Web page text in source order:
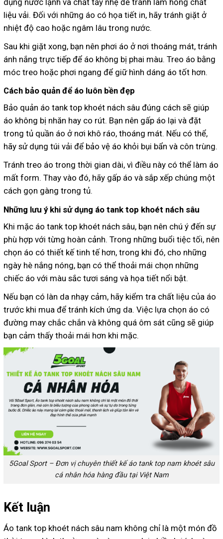
liệu vải. Đối với những áo có họa tiết in, hãy tránh giặt ở
nhiệt độ cao hoặc ngâm lâu trong nước.
Sau khi giặt xong, bạn nên phơi áo ở nơi thoáng mát, tránh
ánh nắng trực tiếp để áo không bị phai màu. Treo áo bằng
móc treo hoặc phơi ngang để giữ hình dáng áo tốt hơn.
Cách bảo quản để áo luôn bền đẹp
Bảo quản áo tank top khoét nách sâu đúng cách sẽ giúp
áo không bị nhăn hay co rút. Bạn nên gấp áo lại và đặt
trong tủ quần áo ở nơi khô ráo, thoáng mát. Nếu có thể,
hãy sử dụng túi vải để bảo vệ áo khỏi bụi bẩn và côn trùng.
Tránh treo áo trong thời gian dài, vì điều này có thể làm áo
mất form. Thay vào đó, hãy gấp áo và sắp xếp chúng một
cách gọn gàng trong tủ.
Những lưu ý khi sử dụng áo tank top khoét nách sâu
Khi mặc áo tank top khoét nách sâu, bạn nên chú ý đến sự
phù hợp với từng hoàn cảnh. Trong những buổi tiệc tối, nên
chọn áo có thiết kế tinh tế hơn, trong khi đó, cho những
ngày hè nắng nóng, bạn có thể thoải mái chọn những
chiếc áo với màu sắc tươi sáng và họa tiết nổi bật.
Nếu bạn có làn da nhạy cảm, hãy kiểm tra chất liệu của áo
trước khi mua để tránh kích ứng da. Việc lựa chọn áo có
đường may chắc chắn và không quá ôm sát cũng sẽ giúp
bạn cảm thấy thoải mái hơn khi mặc.
5Goal Sport – Đơn vị chuyên thiết kế áo tank top nam khoét sâu
cá nhân hóa hàng đầu tại Việt Nam
Kết luận
Áo tank top khoét nách sâu nam không chỉ là một món đồ